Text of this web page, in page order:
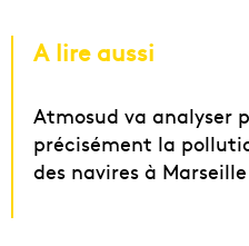
A lire aussi
Atmosud va analyser
précisément la
des navires à Marseille